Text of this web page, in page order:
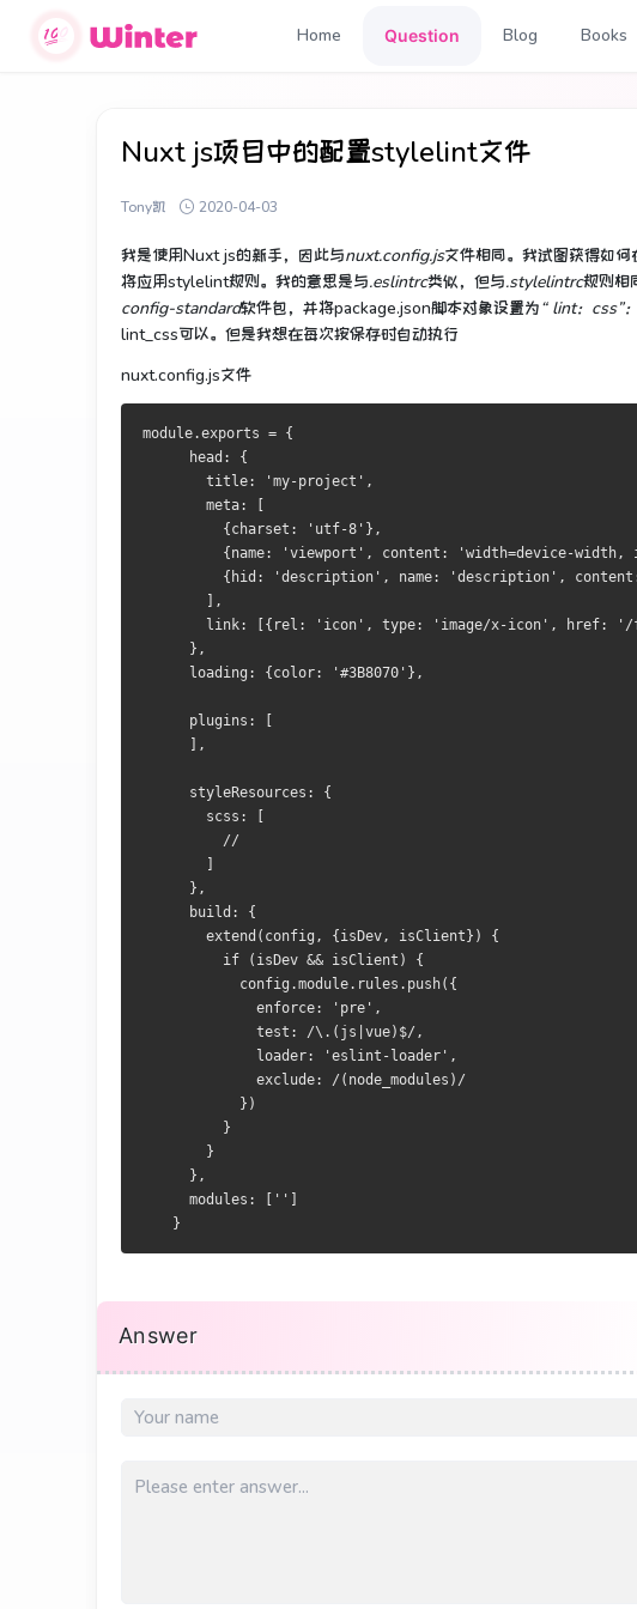
Home Question Blog Books
Nuxt js项目中的配置stylelint文件
Tony凯 2020-04-03
我是使用Nuxt js的新手， 因此与nuxt.config.js文件相同。 我试图获得如何
将应用stylelint规则。 我的意思是与.eslintrc类似， 但与.stylelintrc规则相
config-standard软件包，并将package.json脚本对象设置为“ lint：css”
lint_css可以。 但是我想在每次按保存时自动执行
nuxt.config.js文件
module.exports = {
      head: {
        title: 'my-project',
        meta: [
          {charset: 'utf-8'},
{name: 'viewport', content: 'width=device-width,
{hid: 'description', name: 'description',
        ],
link: [{rel: 'icon', type: 'image/x-icon', href: '/
      },
      loading: {color: '#3B8070'},
      plugins: [
      ],
      styleResources: {
        scss: [
          //
      },
      build: {
        extend(config, {isDev, isClient}) {
          if (isDev && isClient) {
            config.module.rules.push({
              enforce: 'pre',
              test: /\.(js|vue)$/,
              loader: 'eslint-loader',
              exclude: /(node_modules)/
            })
          }
        }
      },
      modules: ['']
    }
Answer